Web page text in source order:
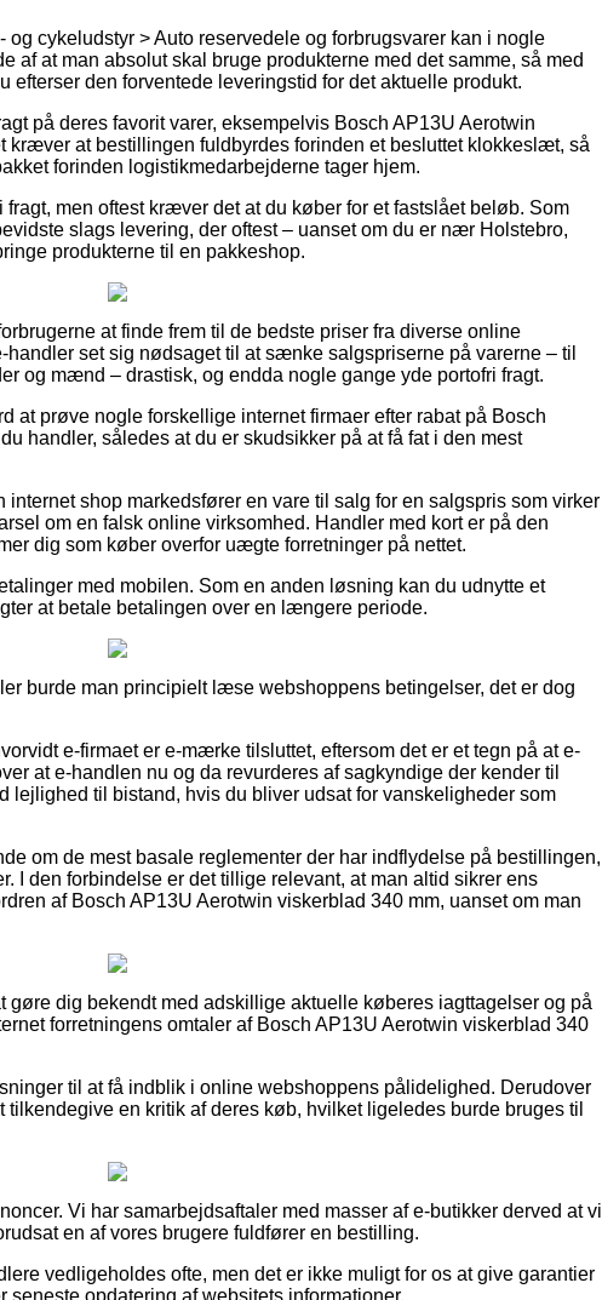
cykeludstyr > Auto reservedele og forbrugsvarer kan i nogle
at man absolut skal bruge produkterne med det samme, så med
den forventede leveringstid for det aktuelle produkt.
på deres favorit varer, eksempelvis Bosch AP13U Aerotwin
kræver at bestillingen fuldbyrdes forinden et besluttet klokkeslæt, så
forinden logistikmedarbejderne tager hjem.
men oftest kræver det at du køber for et fastslået beløb. Som
slags levering, der oftest – uanset om du er nær Holstebro,
produkterne til en pakkeshop.
at finde frem til de bedste priser fra diverse online
set sig nødsaget til at sænke salgspriserne på varerne – til
og mænd – drastisk, og endda nogle gange yde portofri fragt.
at prøve nogle forskellige internet firmaer efter rabat på Bosch
handler, således at du er skudsikker på at få fat i den mest
shop markedsfører en vare til salg for en salgspris som virker
om en falsk online virksomhed. Handler med kort er på den
dig som køber overfor uægte forretninger på nettet.
med mobilen. Som en anden løsning kan du udnytte et
at betale betalingen over en længere periode.
burde man principielt læse webshoppens betingelser, det er dog
e-firmaet er e-mærke tilsluttet, eftersom det er et tegn på at e-
at e-handlen nu og da revurderes af sagkyndige der kender til
lejlighed til bistand, hvis du bliver udsat for vanskeligheder som
om de mest basale reglementer der har indflydelse på bestillingen,
I den forbindelse er det tillige relevant, at man altid sikrer ens
af Bosch AP13U Aerotwin viskerblad 340 mm, uanset om man
dig bekendt med adskillige aktuelle køberes iagttagelser og på
forretningens omtaler af Bosch AP13U Aerotwin viskerblad 340
til at få indblik i online webshoppens pålidelighed. Derudover
en kritik af deres køb, hvilket ligeledes burde bruges til
Vi har samarbejdsaftaler med masser af e-butikker derved at vi
en af vores brugere fuldfører en bestilling.
vedligeholdes ofte, men det er ikke muligt for os at give garantier
opdatering af websitets informationer.